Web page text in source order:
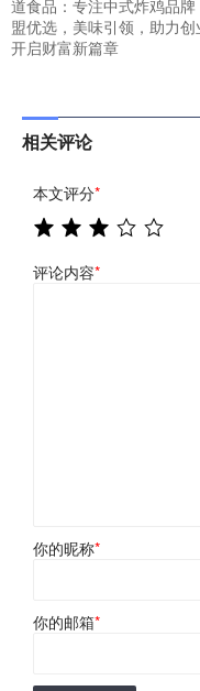
道食品：专注中式炸鸡品牌
盟优选，美味引领，助力创
开启财富新篇章
相关评论
本文评分*
评论内容*
你的昵称*
你的邮箱*